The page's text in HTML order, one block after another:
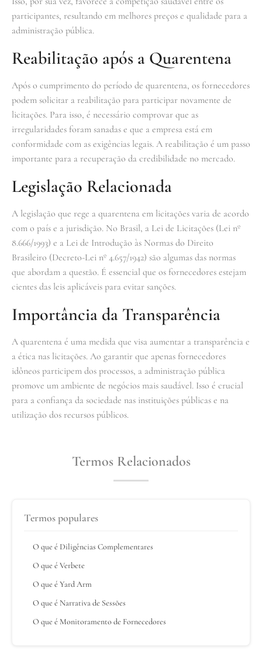
participantes, resultando em melhores preços e qualidade para a
administração pública.
Reabilitação após a Quarentena
Após o cumprimento do período de quarentena, os fornecedores
podem solicitar a reabilitação para participar novamente de
licitações. Para isso, é necessário comprovar que as
irregularidades foram sanadas e que a empresa está em
conformidade com as exigências legais. A reabilitação é um passo
importante para a recuperação da credibilidade no mercado.
Legislação Relacionada
A legislação que rege a quarentena em licitações varia de acordo
com o país e a jurisdição. No Brasil, a Lei de Licitações (Lei nº
8.666/1993) e a Lei de Introdução às Normas do Direito
Brasileiro (Decreto-Lei nº 4.657/1942) são algumas das normas
que abordam a questão. É essencial que os fornecedores estejam
cientes das leis aplicáveis para evitar sanções.
Importância da Transparência
A quarentena é uma medida que visa aumentar a transparência e
a ética nas licitações. Ao garantir que apenas fornecedores
idôneos participem dos processos, a administração pública
promove um ambiente de negócios mais saudável. Isso é crucial
para a confiança da sociedade nas instituições públicas e na
utilização dos recursos públicos.
Termos Relacionados
Termos populares
O que é Diligências Complementares
O que é Verbete
O que é Yard Arm
O que é Narrativa de Sessões
O que é Monitoramento de Fornecedores